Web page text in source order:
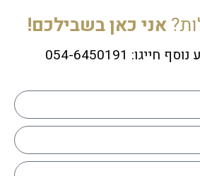
אני כאן בשבילכם!
054-6450191